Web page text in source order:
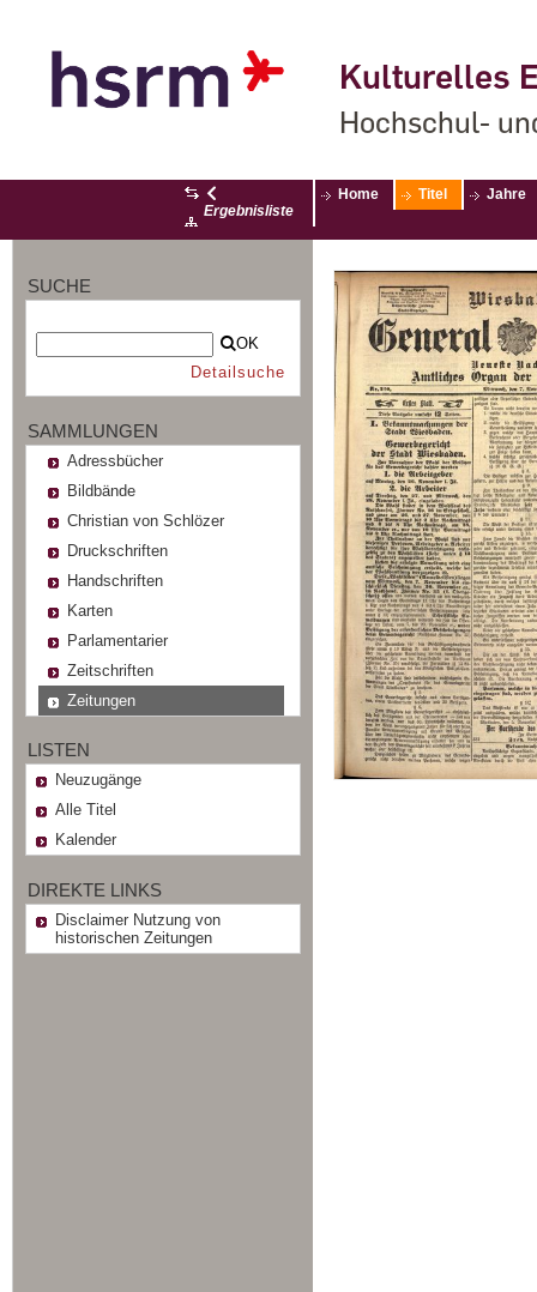
Kulturelles
Hochschul-
Ergebnisliste
Home Titel Jahre
SUCHE
OK
Detailsuche
SAMMLUNGEN
Adressbücher
Bildbände
Christian von Schlözer
Druckschriften
Handschriften
Karten
Parlamentarier
Zeitschriften
Zeitungen
LISTEN
Neuzugänge
Alle Titel
Kalender
DIREKTE LINKS
Disclaimer Nutzung von
historischen Zeitungen